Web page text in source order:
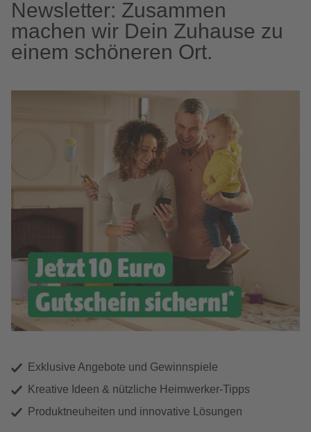
Newsletter: Zusammen
machen wir Dein Zuhause zu
einem schöneren Ort.
Exklusive Angebote und Gewinnspiele
Kreative Ideen & nützliche Heimwerker-Tipps
Produktneuheiten und innovative Lösungen